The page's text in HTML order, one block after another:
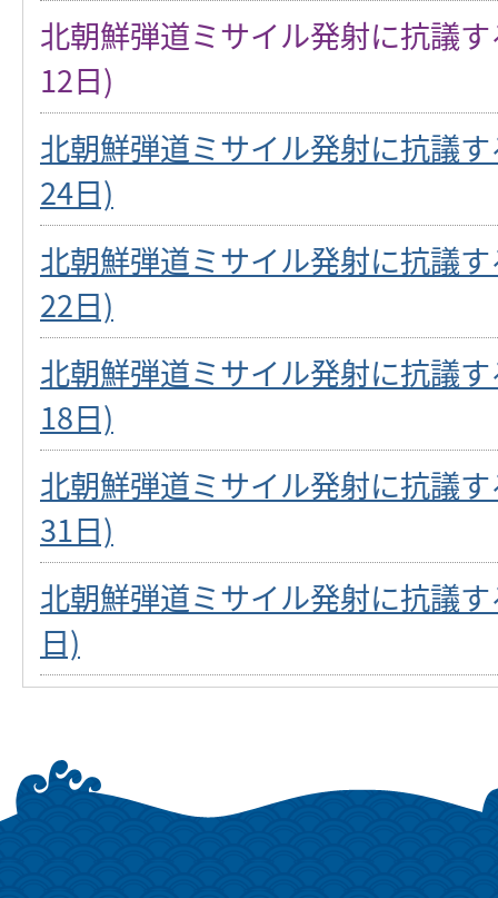
北朝鮮弾道ミサイル発射に抗議
12日)
北朝鮮弾道ミサイル発射に抗議
24日)
北朝鮮弾道ミサイル発射に抗議
22日)
北朝鮮弾道ミサイル発射に抗議
18日)
北朝鮮弾道ミサイル発射に抗議
31日)
北朝鮮弾道ミサイル発射に抗議
日)